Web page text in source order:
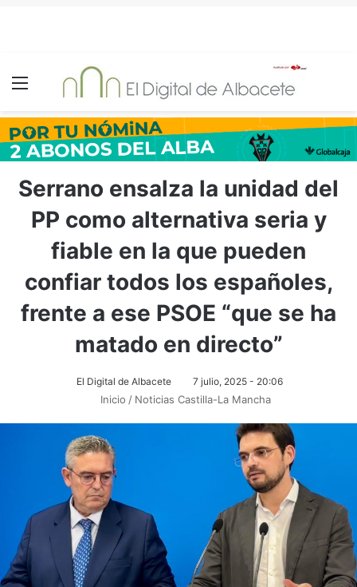
Menú
Serrano ensalza la unidad del
PP como alternativa seria y
fiable en la que pueden
confiar todos los españoles,
frente a ese PSOE “que se ha
matado en directo”
El Digital de Albacete 7 julio, 2025 - 20:06
Inicio / Noticias Castilla-La Mancha